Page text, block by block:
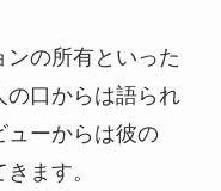
の所有といった
の口からは語られ
ューからは彼の
ます。